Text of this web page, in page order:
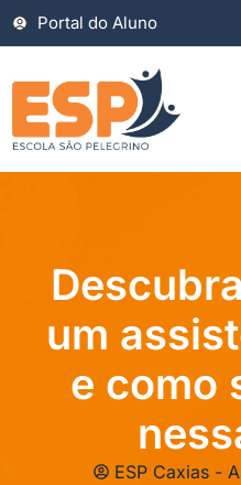
Portal do Aluno
um
e como
ESP Caxias -